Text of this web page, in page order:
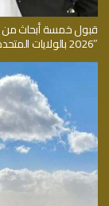
2026″ بالولايات المتحدة